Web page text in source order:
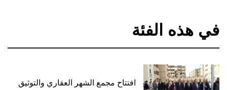
في هذه الفئة
افتتاح مجمع الشهر العقاري والتوثيق